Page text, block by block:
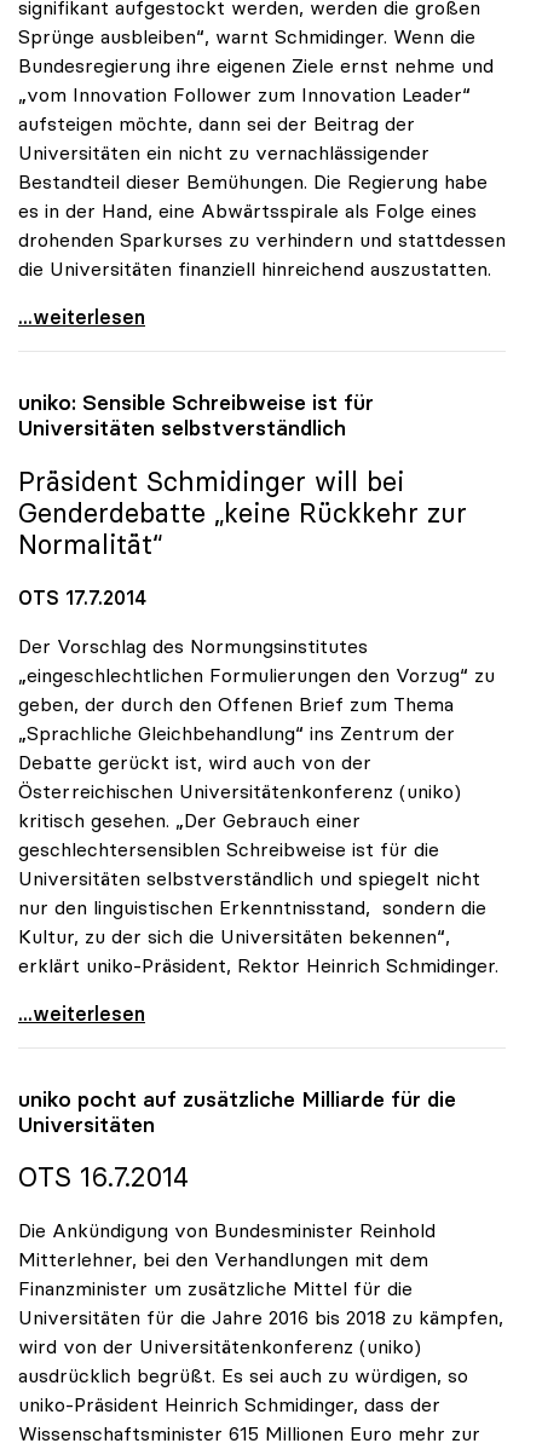
signifikant aufgestockt werden, werden die großen
Sprünge ausbleiben“, warnt Schmidinger. Wenn die
Bundesregierung ihre eigenen Ziele ernst nehme und
„vom Innovation Follower zum Innovation Leader“
aufsteigen möchte, dann sei der Beitrag der
Universitäten ein nicht zu vernachlässigender
Bestandteil dieser Bemühungen. Die Regierung habe
es in der Hand, eine Abwärtsspirale als Folge eines
drohenden Sparkurses zu verhindern und stattdessen
die Universitäten finanziell hinreichend auszustatten.
uniko-Appell an Politik: „Die Universitäten nicht
...weiterlesen
uniko: Sensible Schreibweise ist für
Universitäten selbstverständlich
Präsident Schmidinger will bei
Genderdebatte „keine Rückkehr zur
Normalität“
OTS 17.7.2014
Der Vorschlag des Normungsinstitutes
„eingeschlechtlichen Formulierungen den Vorzug“ zu
geben, der durch den Offenen Brief zum Thema
„Sprachliche Gleichbehandlung“ ins Zentrum der
Debatte gerückt ist, wird auch von der
Österreichischen Universitätenkonferenz (uniko)
kritisch gesehen. „Der Gebrauch einer
geschlechtersensiblen Schreibweise ist für die
Universitäten selbstverständlich und spiegelt nicht
nur den linguistischen Erkenntnisstand, sondern die
Kultur, zu der sich die Universitäten bekennen“,
erklärt uniko-Präsident, Rektor Heinrich Schmidinger.
uniko: Sensible Schreibweise ist für Universitäten
...weiterlesen
uniko pocht auf zusätzliche Milliarde für die
Universitäten
OTS 16.7.2014
Die Ankündigung von Bundesminister Reinhold
Mitterlehner, bei den Verhandlungen mit dem
Finanzminister um zusätzliche Mittel für die
Universitäten für die Jahre 2016 bis 2018 zu kämpfen,
wird von der Universitätenkonferenz (uniko)
ausdrücklich begrüßt. Es sei auch zu würdigen, so
uniko-Präsident Heinrich Schmidinger, dass der
Wissenschaftsminister 615 Millionen Euro mehr zur